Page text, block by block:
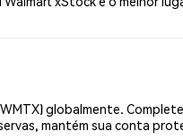
globalmente.
mantém sua conta